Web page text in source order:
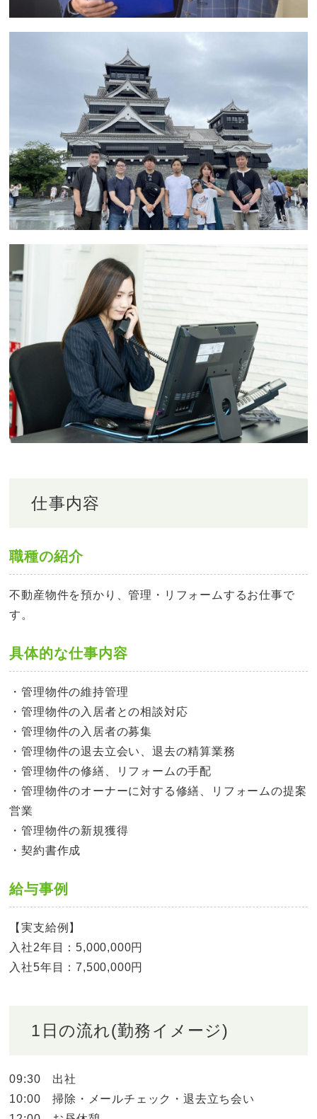
仕事内容
職種の紹介
不動産物件を預かり、管理・リフォームするお仕事で
す。
具体的な仕事内容
・管理物件の維持管理
・管理物件の入居者との相談対応
・管理物件の入居者の募集
・管理物件の退去立会い、退去の精算業務
・管理物件の修繕、リフォームの手配
・管理物件のオーナーに対する修繕、リフォームの提案
営業
・管理物件の新規獲得
・契約書作成
給与事例
【実支給例】
入社2年目：5,000,000円
入社5年目：7,500,000円
1日の流れ(勤務イメージ)
09:30 出社
10:00 掃除・メールチェック・退去立ち会い